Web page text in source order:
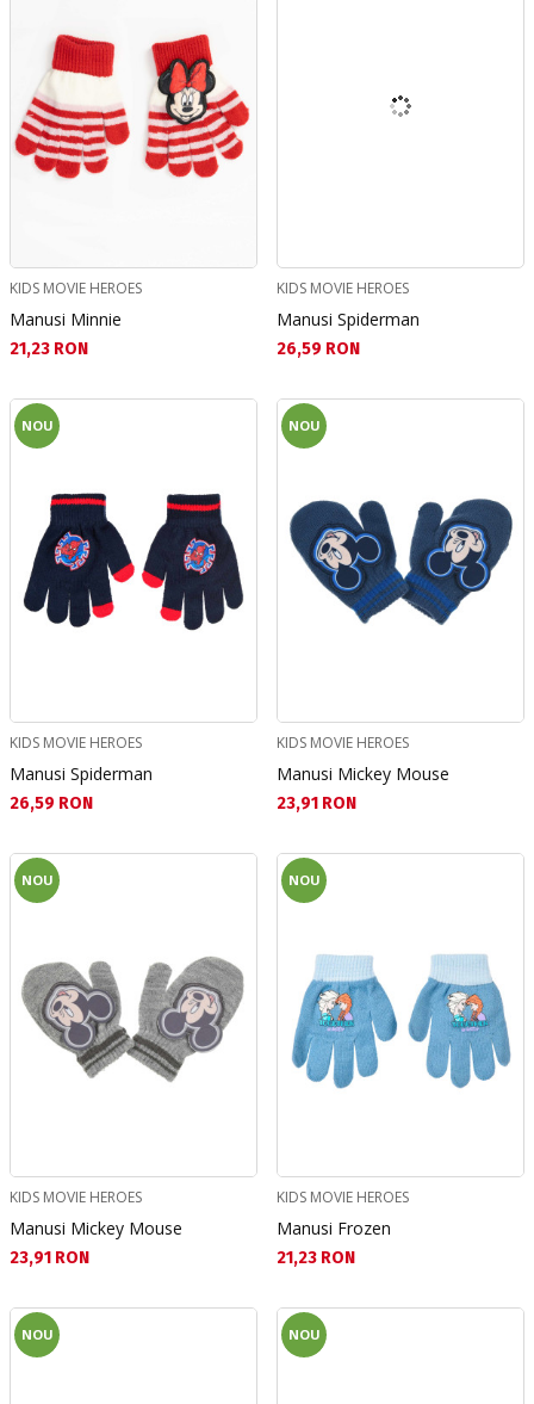
KIDS MOVIE HEROES
Manusi Minnie
Текуща цена:
21,23 RON
KIDS MOVIE HEROES
Manusi Spiderman
Текуща цена:
26,59 RON
NOU
KIDS MOVIE HEROES
Manusi Spiderman
Текуща цена:
26,59 RON
NOU
KIDS MOVIE HEROES
Manusi Mickey Mouse
Текуща цена:
23,91 RON
NOU
KIDS MOVIE HEROES
Manusi Mickey Mouse
Текуща цена:
23,91 RON
NOU
KIDS MOVIE HEROES
Manusi Frozen
Текуща цена:
21,23 RON
NOU NOU